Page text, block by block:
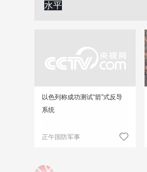
水平
以色列称成功测试“箭”式反导
系统
正午国防军事